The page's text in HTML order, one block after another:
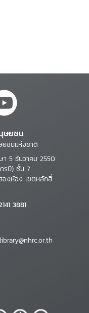
ษยชน
ยชนแห่งชาติ
า 5 ธันวาคม 2550
รบี) ชั้น 7
งห้อง เขตหลักสี่
3881